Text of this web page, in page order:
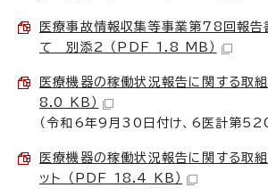
医療事故情報収集等事業第78回報告
て 別添2 （PDF 1.8 MB）
医療機器の稼働状況報告に関する取
8.0 KB）
（令和6年9月30日付け、6医計第520
医療機器の稼働状況報告に関する取
ット （PDF 18.4 KB）